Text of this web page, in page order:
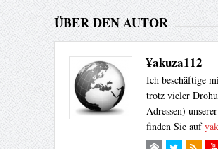
ÜBER DEN AUTOR
¥akuza112
Ich beschäftige
trotz vieler
Adressen)
finden Sie auf